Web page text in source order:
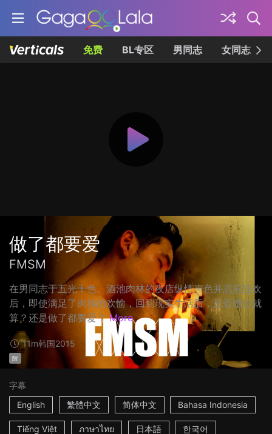
免费 BL专区 男同志 女同志
做了都要爱
FMSM
在男同志于五光十色、酒池肉林的夜店纵情声色并恣意狂欢
后，即使满足了肉体的欢愉，回到现实生活后，是否做过就
算？还是做了都要爱？ More
11m韩国2015
限
字幕
English
繁體中文 简体中文 Bahasa Indonesia
Tiếng Việt ภาษาไทย 日本語 한국어